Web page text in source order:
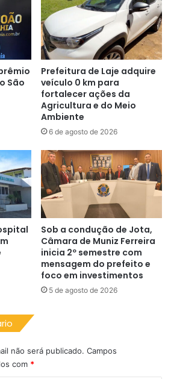
São
Prefeitura de Laje adquire
veículo 0 km para
fortalecer ações da
Agricultura e do Meio
Ambiente
6 de agosto de 2026
Sob a condução de Jota,
Câmara de Muniz Ferreira
inicia 2º semestre com
mensagem do prefeito e
foco em investimentos
5 de agosto de 2026
não será publicado. Campos
com *